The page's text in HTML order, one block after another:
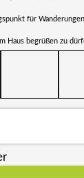
für
Haus begrüßen zu